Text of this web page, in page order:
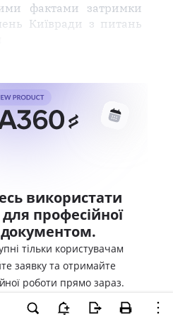
фактами затримки
Київради з питань
використати
професійної
тільки користувачам
заявку та отримайте
роботи прямо зараз.